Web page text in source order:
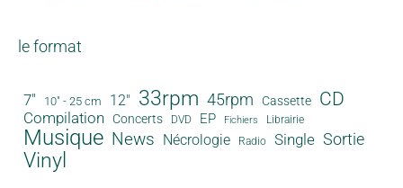
le format
7" 10" - 25 cm 12" 33rpm 45rpm Cassette CD
Compilation Concerts DVD EP Fichiers Librairie
Musique News Nécrologie Radio Single Sortie
Vinyl